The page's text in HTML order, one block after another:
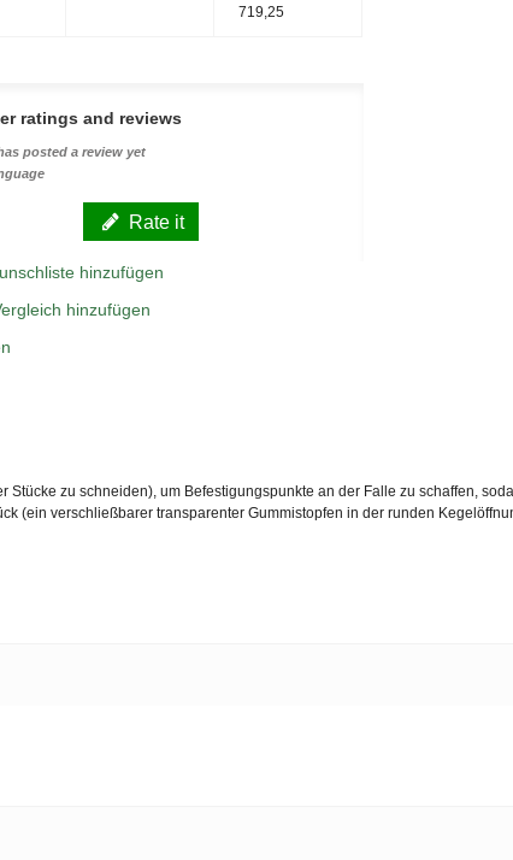
719,25
ratings and reviews
posted a review yet
Rate it
hinzufügen
hinzufügen
zu schneiden), um Befestigungspunkte an der Falle zu schaffen,
(ein verschließbarer transparenter Gummistopfen in der runden